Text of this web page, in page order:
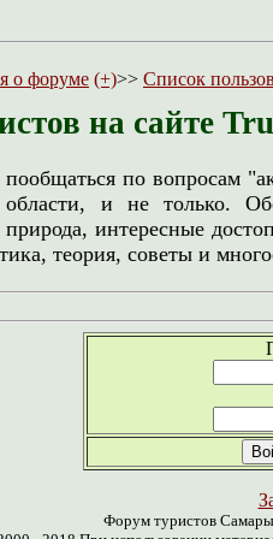
о форуме (+)>> Список
на сайте
по вопросам
и не только.
интересные
теория, советы и
Форум туристов Самары